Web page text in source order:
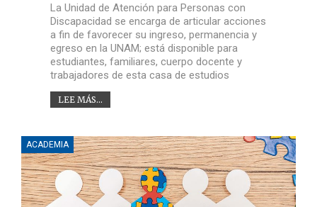
La Unidad de Atención para Personas con
Discapacidad se encarga de articular acciones
a fin de favorecer su ingreso, permanencia y
egreso en la UNAM; está disponible para
estudiantes, familiares, cuerpo docente y
trabajadores de esta casa de estudios
LEE MÁS...
ACADEMIA